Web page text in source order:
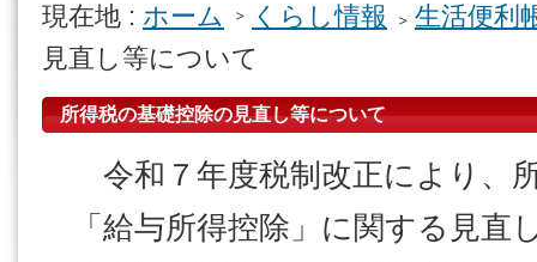
現在地 : ホーム くらし情報
生活便利
見直し等について
所得税の基礎控除の見直し等について
令和７年度税制改正により、
「給与所得控除」に関する見直